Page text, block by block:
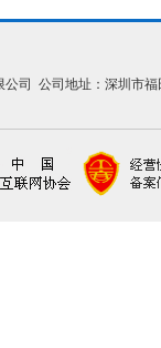
司 公司地址：深圳市